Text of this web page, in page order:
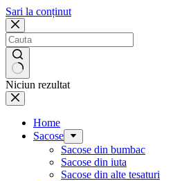
Sari la conținut
Niciun rezultat
Home
Sacose
Sacose din bumbac
Sacose din iuta
Sacose din alte tesaturi